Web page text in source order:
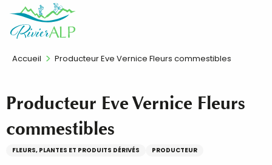
contenu
FR
Accueil Producteur Eve Vernice Fleurs commestibles
Producteur Eve Vernice Fleurs
commestibles
FLEURS, PLANTES ET PRODUITS DÉRIVÉS PRODUCTEUR